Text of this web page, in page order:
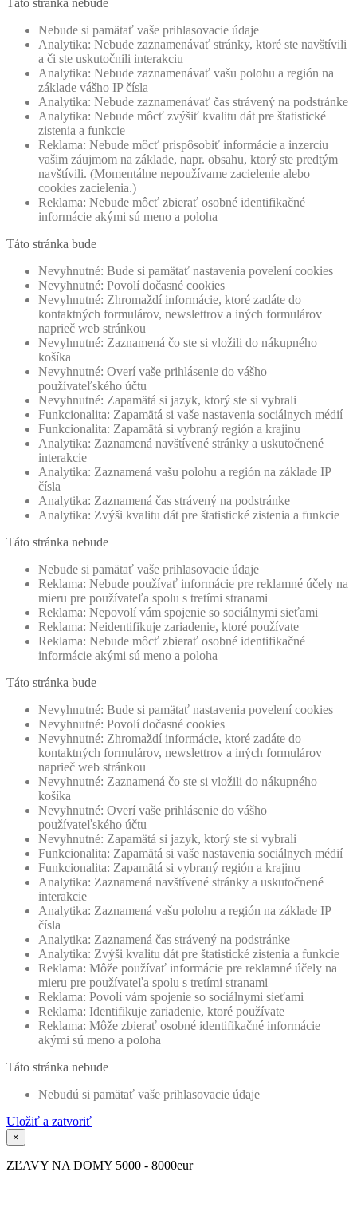
Nebude si pamätať vaše prihlasovacie údaje
Analytika: Nebude zaznamenávať stránky, ktoré ste navštívili
a či ste uskutočnili interakciu
Analytika: Nebude zaznamenávať vašu polohu a región na
základe vášho IP čísla
Analytika: Nebude zaznamenávať čas strávený na podstránke
Analytika: Nebude môcť zvýšiť kvalitu dát pre štatistické
zistenia a funkcie
Reklama: Nebude môcť prispôsobiť informácie a inzerciu
vašim záujmom na základe, napr. obsahu, ktorý ste predtým
navštívili. (Momentálne nepoužívame zacielenie alebo
cookies zacielenia.)
Reklama: Nebude môcť zbierať osobné identifikačné
informácie akými sú meno a poloha
Táto stránka bude
Nevyhnutné: Bude si pamätať nastavenia povelení cookies
Nevyhnutné: Povolí dočasné cookies
Nevyhnutné: Zhromaždí informácie, ktoré zadáte do
kontaktných formulárov, newslettrov a iných formulárov
naprieč web stránkou
Nevyhnutné: Zaznamená čo ste si vložili do nákupného
košíka
Nevyhnutné: Overí vaše prihlásenie do vášho
používateľského účtu
Nevyhnutné: Zapamätá si jazyk, ktorý ste si vybrali
Funkcionalita: Zapamätá si vaše nastavenia sociálnych médií
Funkcionalita: Zapamätá si vybraný región a krajinu
Analytika: Zaznamená navštívené stránky a uskutočnené
interakcie
Analytika: Zaznamená vašu polohu a región na základe IP
čísla
Analytika: Zaznamená čas strávený na podstránke
Analytika: Zvýši kvalitu dát pre štatistické zistenia a funkcie
Táto stránka nebude
Nebude si pamätať vaše prihlasovacie údaje
Reklama: Nebude používať informácie pre reklamné účely na
mieru pre používateľa spolu s tretími stranami
Reklama: Nepovolí vám spojenie so sociálnymi sieťami
Reklama: Neidentifikuje zariadenie, ktoré používate
Reklama: Nebude môcť zbierať osobné identifikačné
informácie akými sú meno a poloha
Táto stránka bude
Nevyhnutné: Bude si pamätať nastavenia povelení cookies
Nevyhnutné: Povolí dočasné cookies
Nevyhnutné: Zhromaždí informácie, ktoré zadáte do
kontaktných formulárov, newslettrov a iných formulárov
naprieč web stránkou
Nevyhnutné: Zaznamená čo ste si vložili do nákupného
košíka
Nevyhnutné: Overí vaše prihlásenie do vášho
používateľského účtu
Nevyhnutné: Zapamätá si jazyk, ktorý ste si vybrali
Funkcionalita: Zapamätá si vaše nastavenia sociálnych médií
Funkcionalita: Zapamätá si vybraný región a krajinu
Analytika: Zaznamená navštívené stránky a uskutočnené
interakcie
Analytika: Zaznamená vašu polohu a región na základe IP
čísla
Analytika: Zaznamená čas strávený na podstránke
Analytika: Zvýši kvalitu dát pre štatistické zistenia a funkcie
Reklama: Môže používať informácie pre reklamné účely na
mieru pre používateľa spolu s tretími stranami
Reklama: Povolí vám spojenie so sociálnymi sieťami
Reklama: Identifikuje zariadenie, ktoré používate
Reklama: Môže zbierať osobné identifikačné informácie
akými sú meno a poloha
Táto stránka nebude
Nebudú si pamätať vaše prihlasovacie údaje
Uložiť a zatvoriť
×
ZĽAVY NA DOMY 5000 - 8000eur